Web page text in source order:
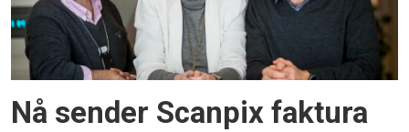
Nå sender Scanpix faktura